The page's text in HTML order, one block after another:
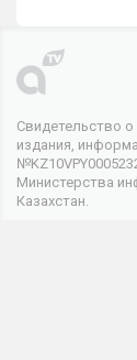
Свидетельство о
издания,
Министерства
Казахстан.